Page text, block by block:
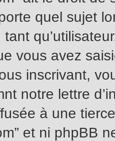
quel sujet
vous avez
inscrivant,
notre lettre
à une
et ni phpBB